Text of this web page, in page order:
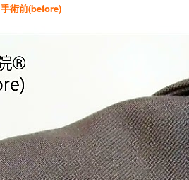
手術前(before)